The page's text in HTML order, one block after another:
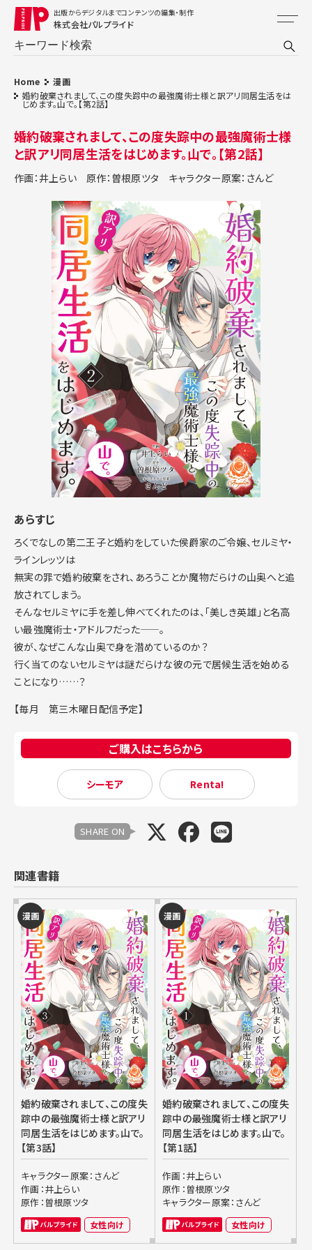
出版からデジタルまでコンテンツの編集・制作
株式会社パルプライド
Home
漫画
婚約破棄されまして、この度失踪中の最強魔術士様と訳アリ同居生活をは
じめます。山で。【第2話】
婚約破棄されまして、この度失踪中の最強魔術士様
と訳アリ同居生活をはじめます。山で。【第2話】
作画：井上らい 原作：曽根原ツタ キャラクター原案：さんど
あらすじ
ろくでなしの第二王子と婚約をしていた侯爵家のご令嬢、セルミヤ・
ラインレッツは
無実の罪で婚約破棄をされ、あろうことか魔物だらけの山奥へと追
放されてしまう。
そんなセルミヤに手を差し伸べてくれたのは、「美しき英雄」と名高
い最強魔術士・アドルフだった——。
彼が、なぜこんな山奥で身を潜めているのか？
行く当てのないセルミヤは謎だらけな彼の元で居候生活を始める
ことになり……？
【毎月 第三木曜日配信予定】
ご購入はこちらから
シーモア Renta!
SHARE ON
関連書籍
漫画
婚約破棄されまして、この度失
踪中の最強魔術士様と訳アリ
同居生活をはじめます。山で。
【第3話】
キャラクター原案：さんど
作画：井上らい
原作：曽根原ツタ
女性向け
漫画
婚約破棄されまして、この度失
踪中の最強魔術士様と訳アリ
同居生活をはじめます。山で。
【第1話】
作画：井上らい
原作：曽根原ツタ
キャラクター原案：さんど
女性向け